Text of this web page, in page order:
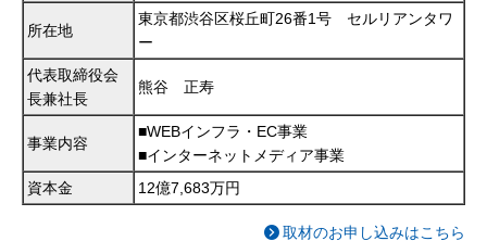
所在地
東京都渋谷区桜丘町26番1号 セルリアンタワ
ー
代表取締役会
長兼社長
熊谷 正寿
事業内容
■WEBインフラ・EC事業
■インターネットメディア事業
資本金
12億7,683万円
取材のお申し込みはこちら